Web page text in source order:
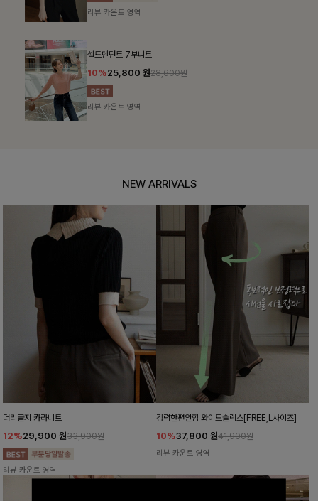
리뷰 카운트 영역
셀드펜던트 7부니트
10%25,800원28,600원
리뷰 카운트 영역
NEW ARRIVALS
더리골지 카라니트
12%29,900 원33,900원
리뷰 카운트 영역
강력한편안함 와이드슬랙스[FREE,L사이즈]
10%37,800 원41,900원
리뷰 카운트 영역